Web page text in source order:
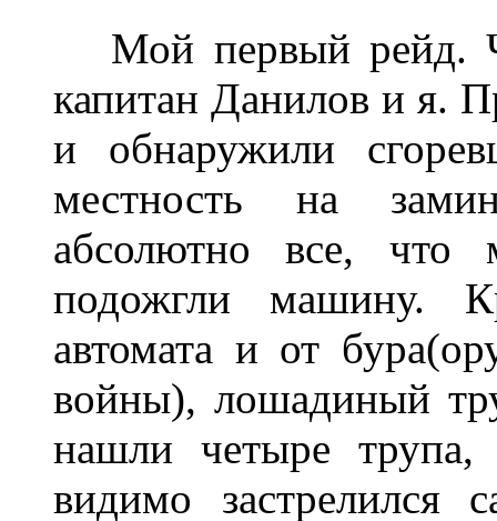
Мой первый рейд.
капитан Данилов и я.
и обнаружили
местность на
абсолютно все,
подожгли машину.
автомата и от
войны), лошадиный
нашли четыре
видимо